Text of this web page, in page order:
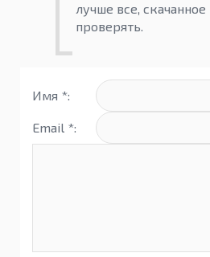
лучше все,
проверять.
Имя *:
Email *: